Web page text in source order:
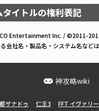
タイトルの権利表記
Entertainment Inc. / ©2011-
る会社名・製品名・システム名など
神攻略wiki
ザナドゥ 仁王3
FFT イヴァリ